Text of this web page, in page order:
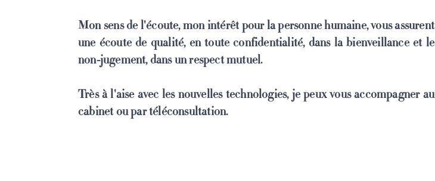
Mon sens de l'écoute, mon intérêt pour la personne humaine, vous assurent
une écoute de qualité, en toute confidentialité, dans la bienveillance et le
non-jugement, dans un respect mutuel.
Très à l'aise avec les nouvelles technologies, je peux vous accompagner au
cabinet ou par téléconsultation.